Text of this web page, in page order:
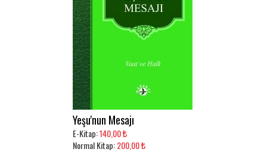
Yeşu'nun Mesajı
E-Kitap:140,00 ₺
Normal Kitap:200,00 ₺